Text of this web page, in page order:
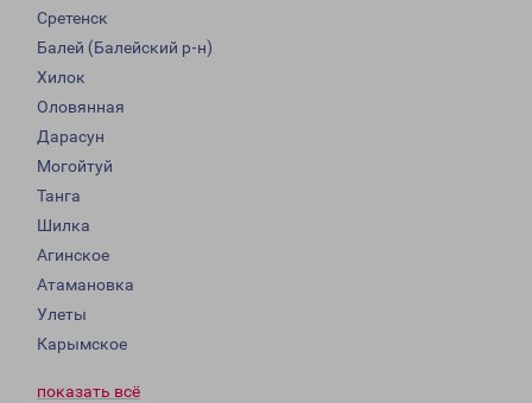
Сретенск
Балей (Балейский р-н)
Хилок
Оловянная
Дарасун
Могойтуй
Танга
Шилка
Агинское
Атамановка
Улеты
Карымское
показать всё